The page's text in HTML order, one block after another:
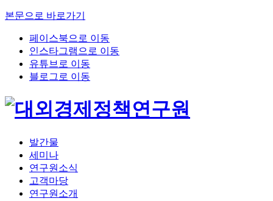
본문으로 바로가기
페이스북으로 이동
인스타그램으로 이동
유튜브로 이동
블로그로 이동
발간물
세미나
연구원소식
고객마당
연구원소개